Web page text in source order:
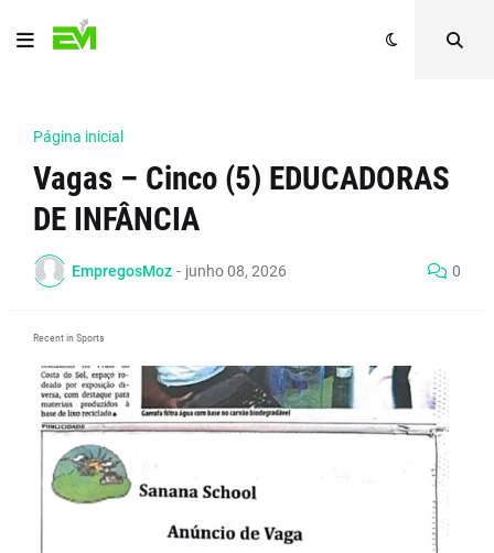
Página inicial
Vagas – Cinco (5) EDUCADORAS
DE INFÂNCIA
EmpregosMoz - junho 08, 2026 0
Recent in Sports